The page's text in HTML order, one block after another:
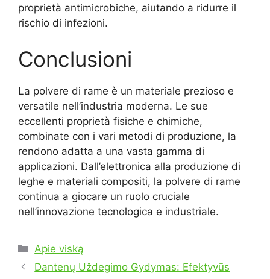
proprietà antimicrobiche, aiutando a ridurre il
rischio di infezioni.
Conclusioni
La polvere di rame è un materiale prezioso e
versatile nell’industria moderna. Le sue
eccellenti proprietà fisiche e chimiche,
combinate con i vari metodi di produzione, la
rendono adatta a una vasta gamma di
applicazioni. Dall’elettronica alla produzione di
leghe e materiali compositi, la polvere di rame
continua a giocare un ruolo cruciale
nell’innovazione tecnologica e industriale.
Kategorijos
Apie viską
Dantenų Uždegimo Gydymas: Efektyvūs